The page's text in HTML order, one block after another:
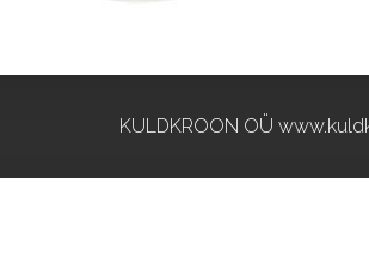
KULDKROON OÜ